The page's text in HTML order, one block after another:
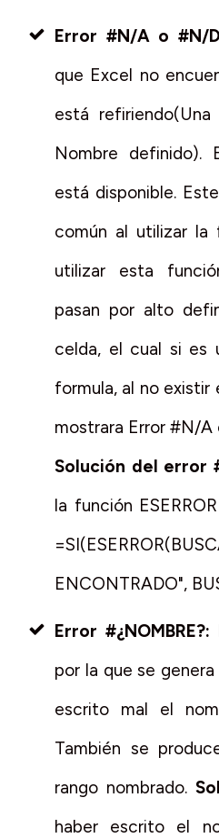
Error #N/A o #N/
que Excel no
está
Nombre definido).
está disponible.
común al utilizar la
utilizar esta
pasan por alto
celda, el cual si es
formula, al no
mostrara Error #N/A
Solución del error
la función
ENCONTRADO",
Error #¿NOMBRE?:
por la que se
escrito mal el
También se
rango nombrado.
haber escrito el